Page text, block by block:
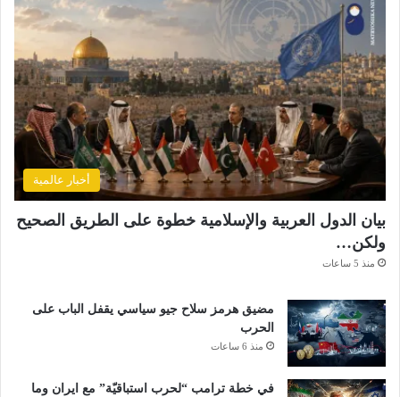
أخبار عالمية
بيان الدول العربية والإسلامية خطوة على الطريق الصحيح
ولكن…
منذ 5 ساعات
مضيق هرمز سلاح جيو سياسي يقفل الباب على
الحرب
منذ 6 ساعات
في خطة ترامب “لحرب استباقيّة” مع ايران وما